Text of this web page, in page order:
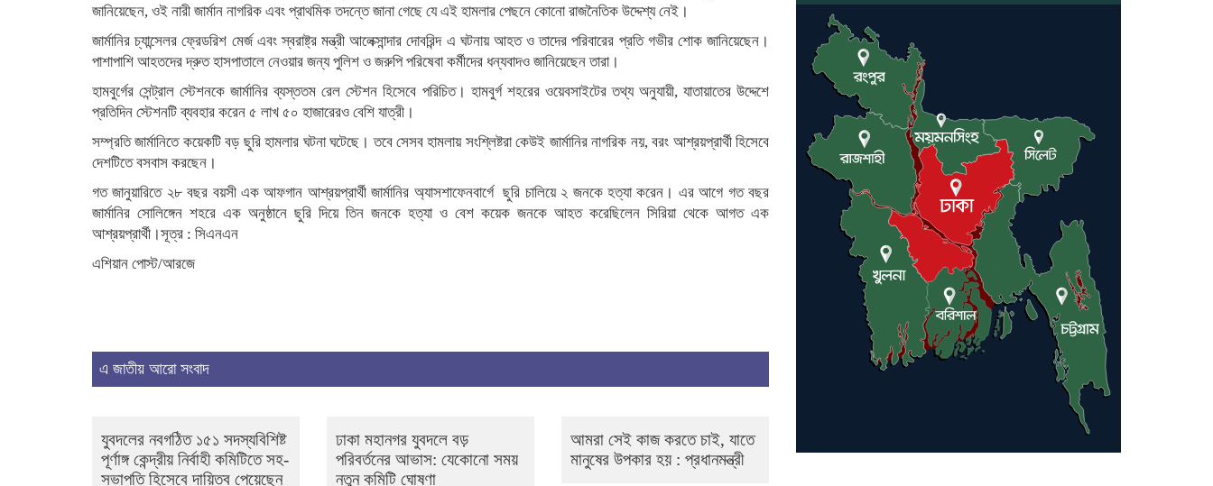
জানিয়েছেন, ওই নারী জার্মান নাগরিক এবং প্রাথমিক তদন্তে জানা গেছে যে এই হামলার পেছনে কোনো রাজনৈতিক উদ্দেশ্য নেই।
জার্মানির চ্যান্সেলর ফ্রেডরিশ মের্জ এবং স্বরাষ্ট্র মন্ত্রী আলেক্সান্দার দোবরিন্দ এ ঘটনায় আহত ও তাদের পরিবারের প্রতি গভীর শোক জানিয়েছেন।
পাশাপাশি আহতদের দ্রুত হাসপাতালে নেওয়ার জন্য পুলিশ ও জরুপি পরিষেবা কর্মীদের ধন্যবাদও জানিয়েছেন তারা।
হামবুর্গের সেন্ট্রাল স্টেশনকে জার্মানির ব্যস্ততম রেল স্টেশন হিসেবে পরিচিত। হামবুর্গ শহরের ওয়েবসাইটের তথ্য অনুযায়ী, যাতায়াতের উদ্দেশে
প্রতিদিন স্টেশনটি ব্যবহার করেন ৫ লাখ ৫০ হাজারেরও বেশি যাত্রী।
সম্প্রতি জার্মানিতে কয়েকটি বড় ছুরি হামলার ঘটনা ঘটেছে। তবে সেসব হামলায় সংশ্লিষ্টরা কেউই জার্মানির নাগরিক নয়, বরং আশ্রয়প্রার্থী হিসেবে
দেশটিতে বসবাস করছেন।
গত জানুয়ারিতে ২৮ বছর বয়সী এক আফগান আশ্রয়প্রার্থী জার্মানির অ্যাসশাফেনবার্গে ‍ছুরি চালিয়ে ২ জনকে হত্যা করেন। এর আগে গত বছর
জার্মানির সোলিঙ্গেন শহরে এক অনুষ্ঠানে ছুরি দিয়ে তিন জনকে হত্যা ও বেশ কয়েক জনকে আহত করেছিলেন সিরিয়া থেকে আগত এক
আশ্রয়প্রার্থী।সূত্র : সিএনএন
এশিয়ান পোস্ট/আরজে
এ জাতীয় আরো সংবাদ
যুবদলের নবগঠিত ১৫১ সদস্যবিশিষ্ট
পূর্ণাঙ্গ কেন্দ্রীয় নির্বাহী কমিটিতে সহ-
সভাপতি হিসেবে দায়িত্ব পেয়েছেন
ঢাকা মহানগর যুবদলে বড়
পরিবর্তনের আভাস: যেকোনো সময়
নতুন কমিটি ঘোষণা
আমরা সেই কাজ করতে চাই, যাতে
মানুষের উপকার হয় : প্রধানমন্ত্রী
ট্রাম্প
ইরানে কঠোর হামলা অব্যাহত রাখতে
ট্রাম্পকে আহ্বান সৌদি আরবের
ইরাকসহ মধ্যপ্রাচ্যে ২৪ হামলা চালাল
ইরানপন্থি গোষ্ঠী
হরমুজ প্রণালী সুরক্ষায় মিত্ররা সাহায্য
না করলে ন্যাটোর ভবিষ্যৎ খারাপ হবে:
ট্রাম্প